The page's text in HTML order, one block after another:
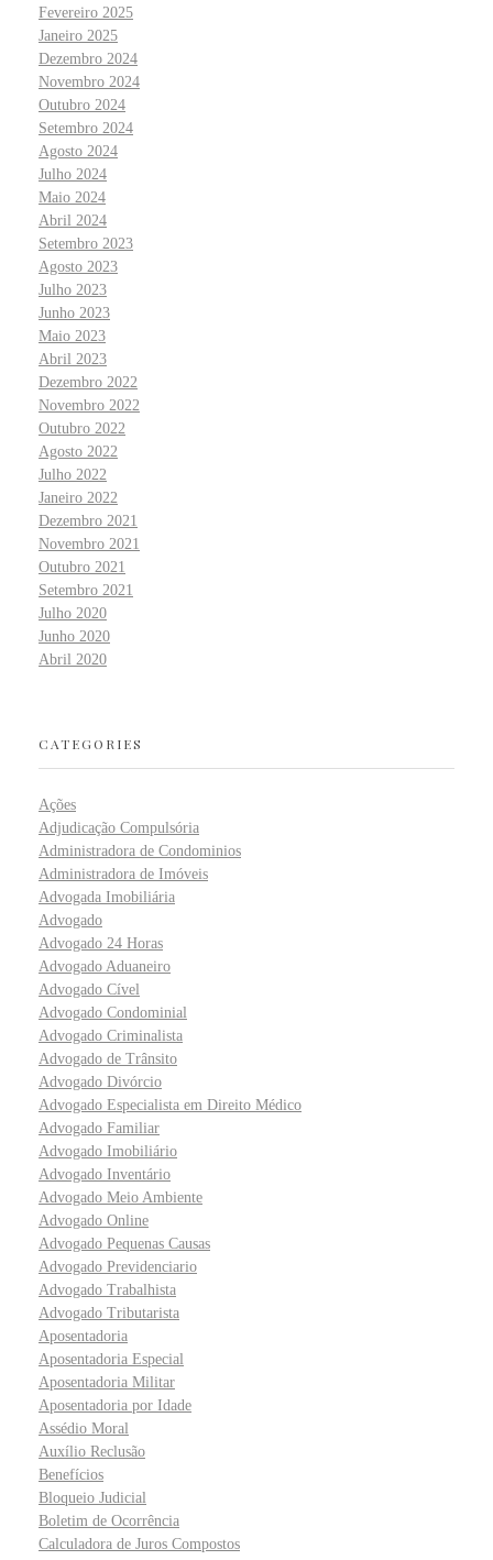
Fevereiro 2025
Janeiro 2025
Dezembro 2024
Novembro 2024
Outubro 2024
Setembro 2024
Agosto 2024
Julho 2024
Maio 2024
Abril 2024
Setembro 2023
Agosto 2023
Julho 2023
Junho 2023
Maio 2023
Abril 2023
Dezembro 2022
Novembro 2022
Outubro 2022
Agosto 2022
Julho 2022
Janeiro 2022
Dezembro 2021
Novembro 2021
Outubro 2021
Setembro 2021
Julho 2020
Junho 2020
Abril 2020
CATEGORIES
Ações
Adjudicação Compulsória
Administradora de Condominios
Administradora de Imóveis
Advogada Imobiliária
Advogado
Advogado 24 Horas
Advogado Aduaneiro
Advogado Cível
Advogado Condominial
Advogado Criminalista
Advogado de Trânsito
Advogado Divórcio
Advogado Especialista em Direito Médico
Advogado Familiar
Advogado Imobiliário
Advogado Inventário
Advogado Meio Ambiente
Advogado Online
Advogado Pequenas Causas
Advogado Previdenciario
Advogado Trabalhista
Advogado Tributarista
Aposentadoria
Aposentadoria Especial
Aposentadoria Militar
Aposentadoria por Idade
Assédio Moral
Auxílio Reclusão
Benefícios
Bloqueio Judicial
Boletim de Ocorrência
Calculadora de Juros Compostos